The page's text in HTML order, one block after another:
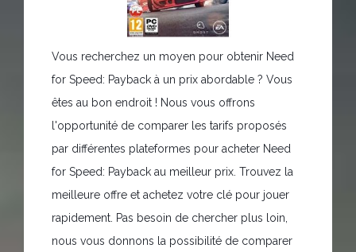
Vous recherchez un moyen pour obtenir Need
for Speed: Payback à un prix abordable ? Vous
êtes au bon endroit ! Nous vous offrons
l'opportunité de comparer les tarifs proposés
par différentes plateformes pour acheter Need
for Speed: Payback au meilleur prix. Trouvez la
meilleure offre et achetez votre clé pour jouer
rapidement. Pas besoin de chercher plus loin,
nous vous donnons la possibilité de comparer